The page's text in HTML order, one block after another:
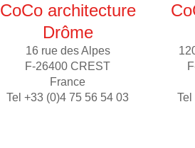
CoCo architecture
Drôme
16 rue des Alpes
F-26400 CREST
France
Tel +33 (0)4 75 56 54 03
Tel